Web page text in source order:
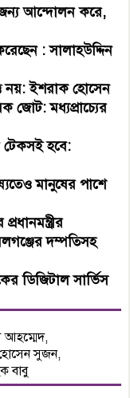
জন্য আন্দোলন করে,
: সালাহউদ্দিন
নয়: ইশরাক হোসেন
জোট: মধ্যপ্রাচ্যের
টেকসই হবে:
মানুষের পাশে
দম্পতিসহ
ডিজিটাল সার্ভিস
আহম্মেদ,
হোসেন সুজন,
বাবু